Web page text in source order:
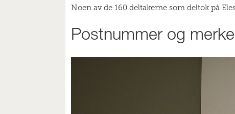
Noen av de 160 deltakerne som deltok på
Postnummer og